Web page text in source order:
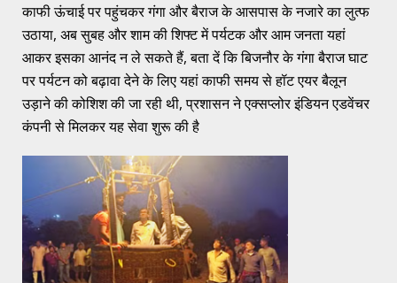
काफी ऊंचाई पर पहुंचकर गंगा और बैराज के आसपास के नजारे का लुत्फ
उठाया, अब सुबह और शाम की शिफ्ट में पर्यटक और आम जनता यहां
आकर इसका आनंद न ले सकते हैं, बता दें कि बिजनौर के गंगा बैराज घाट
पर पर्यटन को बढ़ावा देने के लिए यहां काफी समय से हॉट एयर बैलून
उड़ाने की कोशिश की जा रही थी, प्रशासन ने एक्सप्लोर इंडियन एडवेंचर
कंपनी से मिलकर यह सेवा शुरू की है